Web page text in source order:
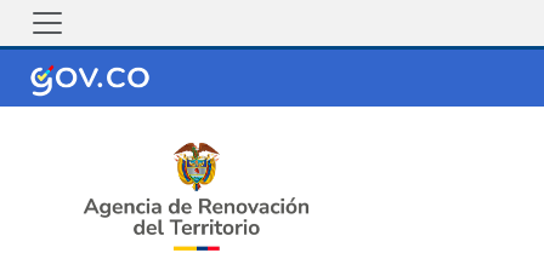
Pasar al contenido principal